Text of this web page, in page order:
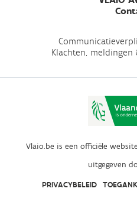
Klachten,
Vlaio.be is een officiële
uitgegeven
PRIVACYBELEID